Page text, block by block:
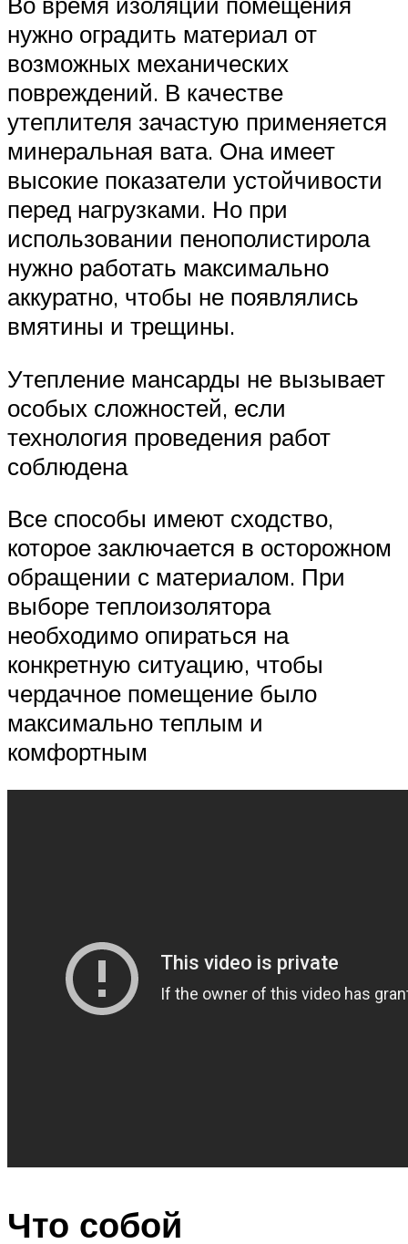
нужно оградить материал от
возможных механических
повреждений. В качестве
утеплителя зачастую применяется
минеральная вата. Она имеет
высокие показатели устойчивости
перед нагрузками. Но при
использовании пенополистирола
нужно работать максимально
аккуратно, чтобы не появлялись
вмятины и трещины.
Утепление мансарды не вызывает
особых сложностей, если
технология проведения работ
соблюдена
Все способы имеют сходство,
которое заключается в осторожном
обращении с материалом. При
выборе теплоизолятора
необходимо опираться на
конкретную ситуацию, чтобы
чердачное помещение было
максимально теплым и
комфортным
Что собой